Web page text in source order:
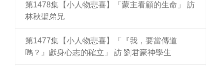
第1478集【小人物悲喜】「蒙主看顧的生命」 訪
林秋聖弟兄
第1477集【小人物悲喜】「『我，要當傳道
嗎？』獻身心志的確立」 訪 劉君豪神學生